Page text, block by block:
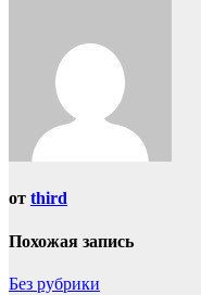
от third
Похожая запись
Без рубрики